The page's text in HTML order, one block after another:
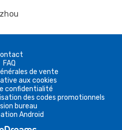
FAQ
de vente
aux cookies
confidentialité
des codes promotionnels
bureau
Android